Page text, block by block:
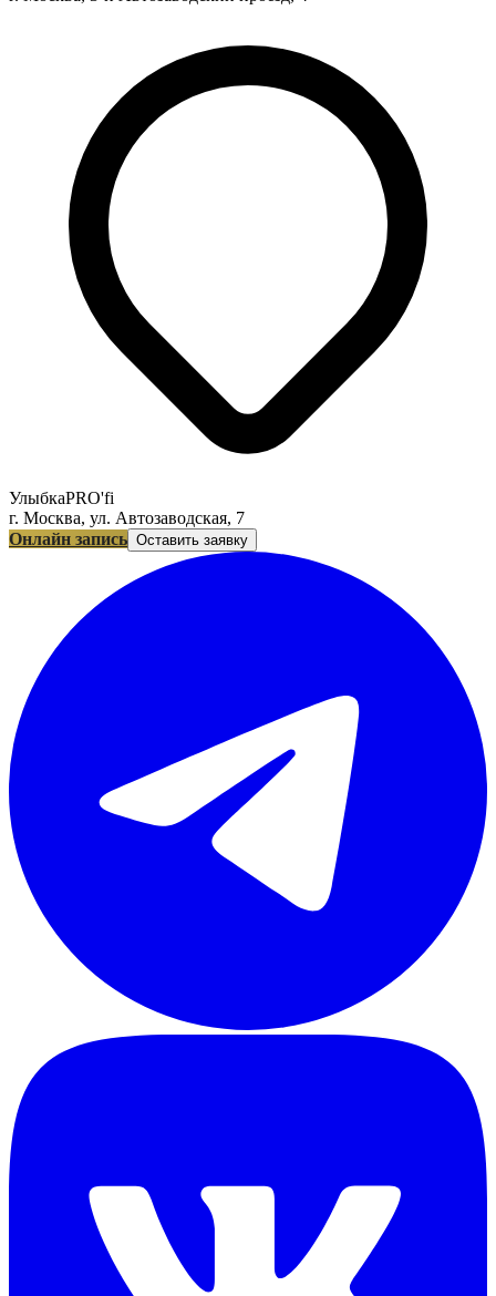
УлыбкаPRO'fi
г. Москва, ул. Автозаводская, 7
Онлайн запись Оставить заявку